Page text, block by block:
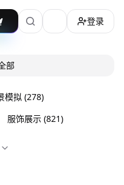
加载主题切换
登录
部
模拟 (278)
服饰展示 (821)